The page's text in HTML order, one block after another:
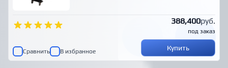
388,400руб.
под заказ
Сравнить В избранное Купить